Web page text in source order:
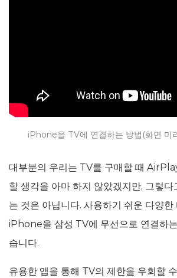
iPhone을 TV에 연결하는 방법(화면 미
대부분의 우리는 TV를 구매할 때
할 생각을 아마 하지 않았겠지만, 그렇다
는 것은 아닙니다. 사용하기 쉬운 다양한
iPhone을 삼성 TV에 무선으로 연결하
습니다.
유용한 앱을 통해 TV의 제한을 우회할